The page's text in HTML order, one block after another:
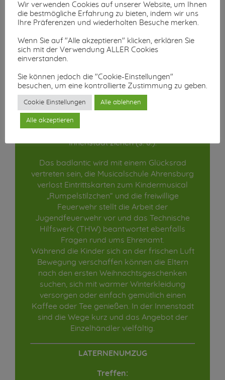
In der Hagener Allee wird das beliebte
Mitgliedsbetrieben der IG Hagener Allee
können Kinder Laternen basteln. Diese
kommen dann gleich abends beim Highlight
der Veranstaltung zum Einsatz. Ab 17:30 Uhr
wird ein großer Laternenumzug mit dem
Innenstadt ziehen (s. u.).
Das badlantic wird mit einem Glücksrad
vertreten sein, die Musicalschule Ahrensburg
verlost Eintrittskarten zum Kindermusical
„Rumpelstilzchen“ und die freiwillige
Feuerwehr stellt die Arbeit der
Jugendfeuerwehr vor und das Technische
Hilfswerk (THW) beantwortet ebenfalls
Fragen rund ums Ehrenamt.
Während die Kinder sich an der frischen Luft
Bewegung verschaffen können die Eltern
nach den ersten Weihnachtsgeschenken
suchen, sich mit warmer Winterkleidung
versorgen oder einfach gemütlich einen
Kaffee oder Tee genießen. In der Innenstadt
sind die Wege kurz und das Angebot der
Einzelhändler vielfältig.
LATERNENUMZUG
Treffen:
Wir verwenden Cookies auf unserer Website, um Ihnen
die bestmögliche Erfahrung zu bieten, indem wir uns
Ihre Präferenzen und wiederholten Besuche merken.
Wenn Sie auf "Alle akzeptieren" klicken, erklären Sie
sich mit der Verwendung ALLER Cookies
einverstanden.
Sie können jedoch die "Cookie-Einstellungen"
besuchen, um eine kontrollierte Zustimmung zu geben.
Cookie Einstellungen Alle ablehnen
Alle akzeptieren